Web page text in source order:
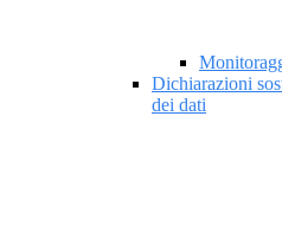
Dichiarazioni
dei dati